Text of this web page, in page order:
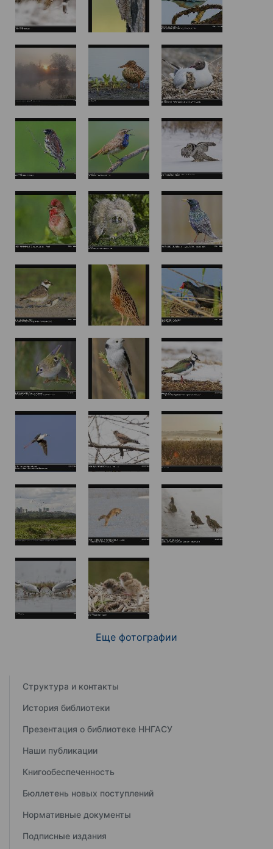
Еще фотографии
Структура и контакты
История библиотеки
Презентация о библиотеке ННГАСУ
Наши публикации
Книгообеспеченность
Бюллетень новых поступлений
Нормативные документы
Подписные издания